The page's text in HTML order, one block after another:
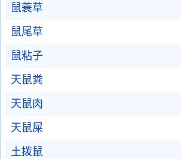
鼠蓑草
鼠尾草
鼠粘子
天鼠粪
天鼠肉
天鼠屎
土拨鼠